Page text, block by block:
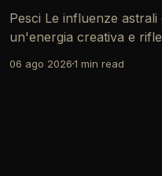
Pesci Le influenze astrali di oggi portano
un'energia creativa e
incoraggiandoti a
06 ago 20261 min read